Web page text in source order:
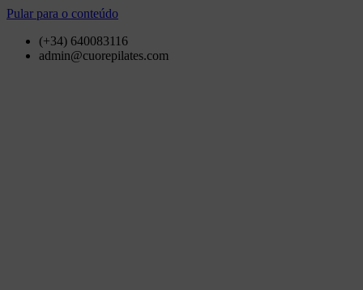
Pular para o conteúdo
(+34) 640083116
admin@cuorepilates.com